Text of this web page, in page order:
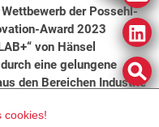
der Possehl-
Award 2023
von Hänsel
eine gelungene
den Bereichen Industrie
cookies!